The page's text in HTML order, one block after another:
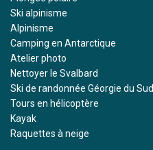
Ski alpinisme
Alpinisme
Camping en Antarctique
Atelier photo
Nettoyer le Svalbard
Ski de randonnée Géorgie du Sud
Tours en hélicoptère
Kayak
Raquettes à neige